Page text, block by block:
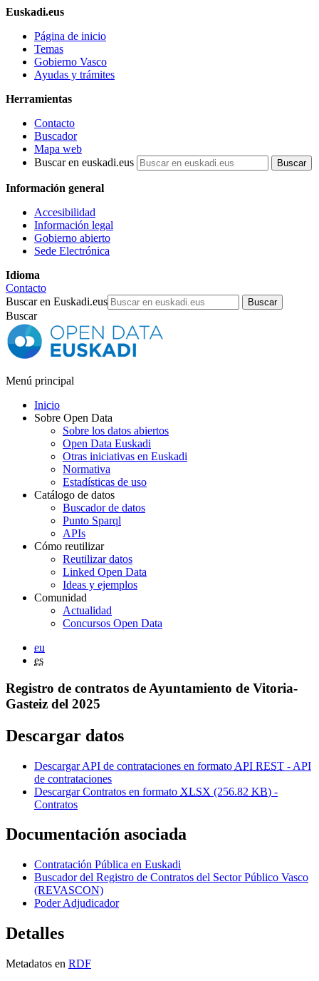
Euskadi.eus
Página de inicio
Temas
Gobierno Vasco
Ayudas y trámites
Herramientas
Contacto
Buscador
Mapa web
Buscar en euskadi.eus
Información general
Accesibilidad
Información legal
Gobierno abierto
Sede Electrónica
Idioma
Contacto
Buscar en Euskadi.eus
Buscar
Menú principal
Inicio
Sobre Open Data
Sobre los datos abiertos
Open Data Euskadi
Otras iniciativas en Euskadi
Normativa
Estadísticas de uso
Catálogo de datos
Buscador de datos
Punto Sparql
APIs
Cómo reutilizar
Reutilizar datos
Linked Open Data
Ideas y ejemplos
Comunidad
Actualidad
Concursos Open Data
eu
es
Registro de contratos de Ayuntamiento de Vitoria-
Gasteiz del 2025
Descargar datos
Descargar API de contrataciones en formato API REST - API
de contrataciones
Descargar Contratos en formato XLSX (256.82 KB) -
Contratos
Documentación asociada
Contratación Pública en Euskadi
Buscador del Registro de Contratos del Sector Público Vasco
(REVASCON)
Poder Adjudicador
Detalles
Metadatos en RDF